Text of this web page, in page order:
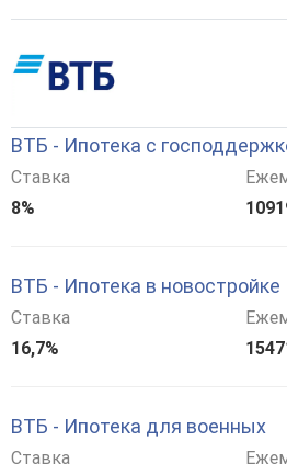
ВТБ - Ипотека с
Ставка
8%
ВТБ - Ипотека в новостройке
Ставка
16,7%
ВТБ - Ипотека для военных
Ставка